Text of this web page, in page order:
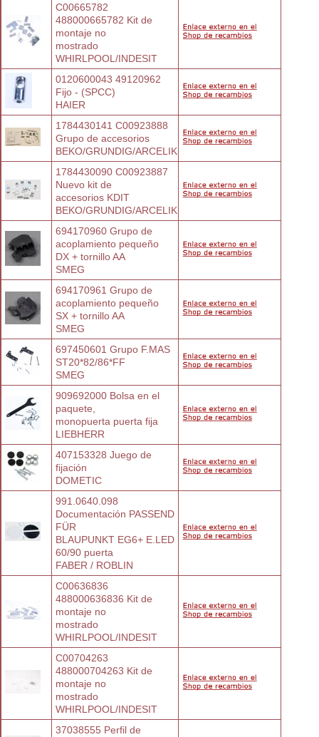
C00665782
488000665782 Kit de
montaje no
mostrado
WHIRLPOOL/INDESIT
0120600043 49120962
Fijo - (SPCC)
HAIER
1784430141 C00923888
Grupo de accesorios
BEKO/GRUNDIG/ARCELIK
1784430090 C00923887
Nuevo kit de
accesorios KDIT
BEKO/GRUNDIG/ARCELIK
694170960 Grupo de
acoplamiento pequeño
DX + tornillo AA
SMEG
694170961 Grupo de
acoplamiento pequeño
SX + tornillo AA
SMEG
697450601 Grupo F.MAS
ST20*82/86*FF
SMEG
909692000 Bolsa en el
paquete,
monopuerta puerta fija
LIEBHERR
407153328 Juego de
fijación
DOMETIC
991.0640.098
Documentación PASSEND
FÜR
BLAUPUNKT EG6+ E.LED
60/90 puerta
FABER / ROBLIN
C00636836
488000636836 Kit de
montaje no
mostrado
WHIRLPOOL/INDESIT
C00704263
488000704263 Kit de
montaje no
mostrado
WHIRLPOOL/INDESIT
37038555 Perfil de